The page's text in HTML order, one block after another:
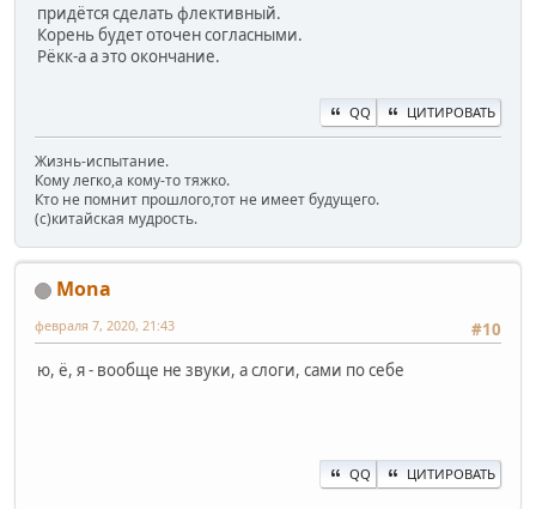
придётся сделать флективный.
Корень будет оточен согласными.
Рёкк-а а это окончание.
QQ ЦИТИРОВАТЬ
Жизнь-испытание.
Кому легко,а кому-то тяжко.
Кто не помнит прошлого,тот не имеет будущего.
(c)китайская мудрость.
Mona
#10
февраля 7, 2020, 21:43
ю, ё, я - вообще не звуки, а слоги, сами по себе
QQ ЦИТИРОВАТЬ